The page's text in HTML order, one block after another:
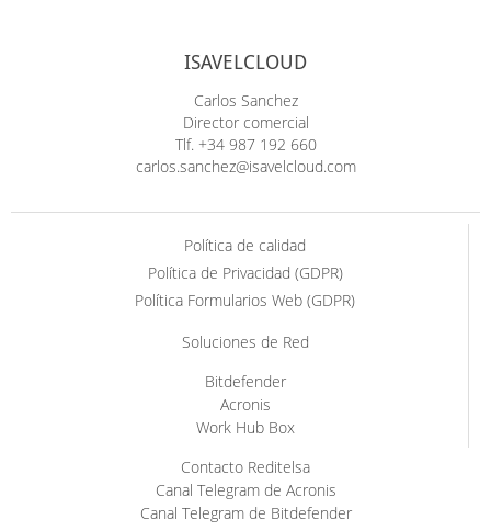
ISAVELCLOUD
Carlos Sanchez
Director comercial
Tlf. +34 987 192 660
carlos.sanchez@isavelcloud.com
Política de calidad
Política de Privacidad (GDPR)
Política Formularios Web (GDPR)
Soluciones de Red
Bitdefender
Acronis
Work Hub Box
Contacto Reditelsa
Canal Telegram de Acronis
Canal Telegram de Bitdefender